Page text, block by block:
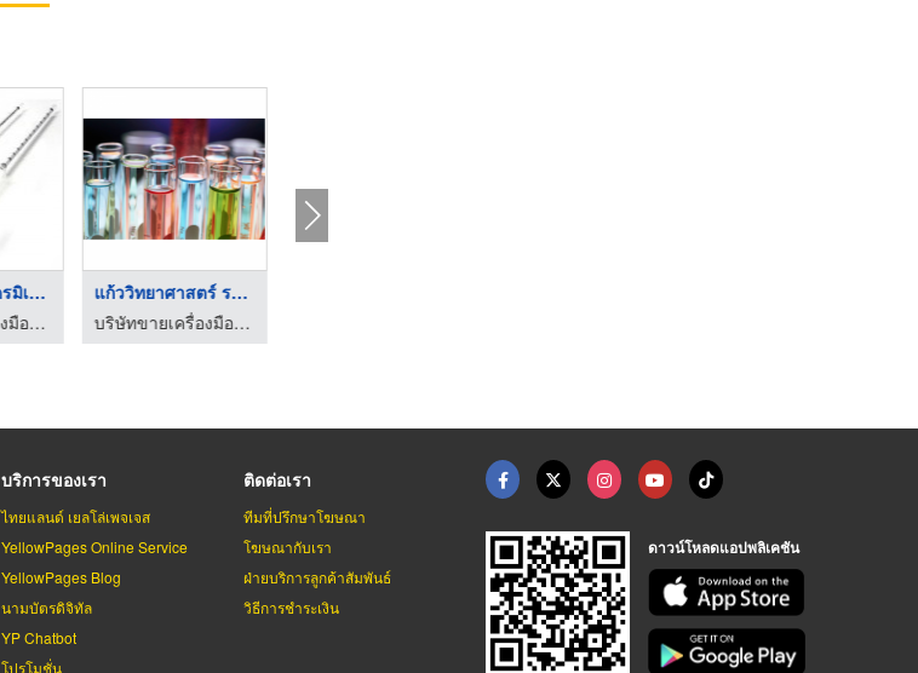
แหล่งขายไฮโดรมิเตอร์ ...
บริษัทขายเครื่องมือวิทยาศาสตร์ ระยอง
แก้ววิทยาศาสตร์ ระยอ ...
บริษัทขายเครื่องมือวิทยาศาสตร์ ระยอง
บริการของเรา
ไทยแลนด์ เยลโล่เพจเจส
YellowPages Online Service
YellowPages Blog
นามบัตรดิจิทัล
YP Chatbot
โปรโมชั่น
ติดต่อเรา
ทีมที่ปรึกษาโฆษณา
โฆษณากับเรา
ฝ่ายบริการลูกค้าสัมพันธ์
วิธีการชำระเงิน
ดาวน์โหลดแอปพลิเคชัน